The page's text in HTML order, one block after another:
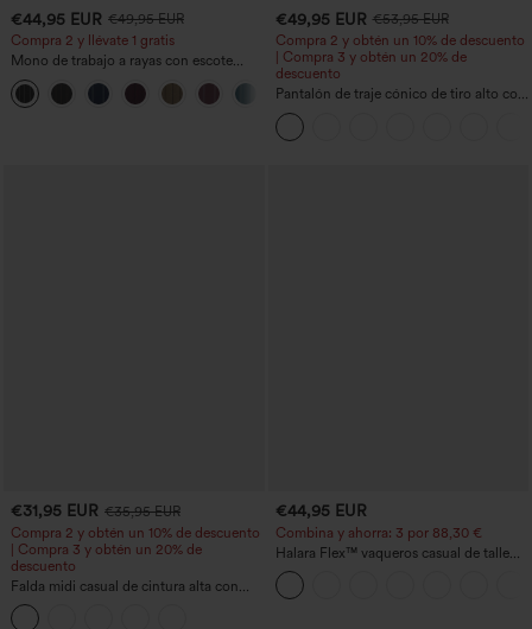
€44,95 EUR €49,95 EUR
Compra 2 y llévate 1 gratis
Mono de trabajo a rayas con escote
barco, sin mangas, lazo lateral, tacto
Cool Touch y bolsillos - Edición Easy
Peezy
+8
€49,95 EUR €53,95 EUR
Compra 2 y obtén un 10% de descuento
| Compra 3 y obtén un 20% de
descuento
Pantalón de traje cónico de tiro alto con
bolsillos
€31,95 EUR €35,95 EUR
Compra 2 y obtén un 10% de descuento
| Compra 3 y obtén un 20% de
descuento
Falda midi casual de cintura alta con
control abdominal, fruncida, bajo curvo,
2 en 1 en forro polar y PU
€44,95 EUR
Combina y ahorra: 3 por 88,30 €
Halara Flex™ vaqueros casual de talle
alto con bolsillos, estilo baggy de pierna
ancha, efecto lavado